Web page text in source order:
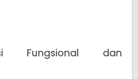
Fungsional dan